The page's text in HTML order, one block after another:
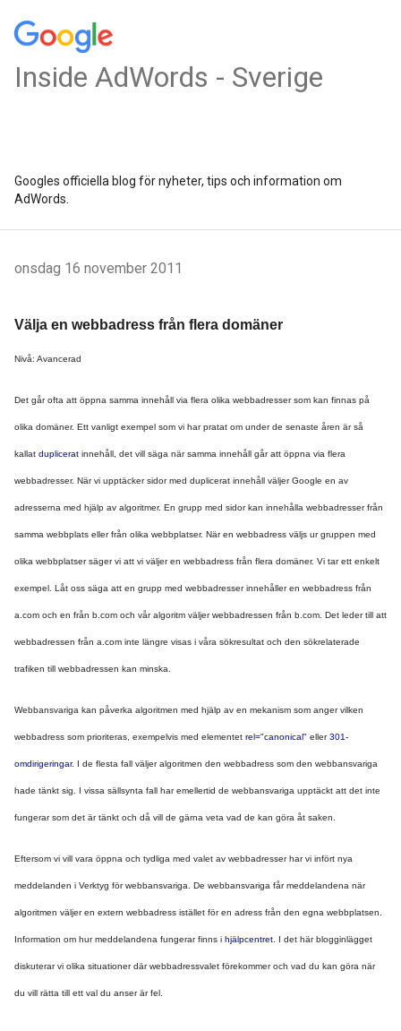
Inside AdWords - Sverige
Googles officiella blog för nyheter, tips och information om
AdWords.
onsdag 16 november 2011
Välja en webbadress från flera domäner
Nivå: Avancerad
Det går ofta att öppna samma innehåll via flera olika webbadresser som kan finnas på
olika domäner. Ett vanligt exempel som vi har pratat om under de senaste åren är så
kallat duplicerat innehåll, det vill säga när samma innehåll går att öppna via flera
webbadresser. När vi upptäcker sidor med duplicerat innehåll väljer Google en av
adresserna med hjälp av algoritmer. En grupp med sidor kan innehålla webbadresser från
samma webbplats eller från olika webbplatser. När en webbadress väljs ur gruppen med
olika webbplatser säger vi att vi väljer en webbadress från flera domäner. Vi tar ett enkelt
exempel. Låt oss säga att en grupp med webbadresser innehåller en webbadress från
a.com och en från b.com och vår algoritm väljer webbadressen från b.com. Det leder till att
webbadressen från a.com inte längre visas i våra sökresultat och den sökrelaterade
trafiken till webbadressen kan minska.
Webbansvariga kan påverka algoritmen med hjälp av en mekanism som anger vilken
webbadress som prioriteras, exempelvis med elementet rel="canonical" eller 301-
omdirigeringar. I de flesta fall väljer algoritmen den webbadress som den webbansvariga
hade tänkt sig. I vissa sällsynta fall har emellertid de webbansvariga upptäckt att det inte
fungerar som det är tänkt och då vill de gärna veta vad de kan göra åt saken.
Eftersom vi vill vara öppna och tydliga med valet av webbadresser har vi infört nya
meddelanden i Verktyg för webbansvariga. De webbansvariga får meddelandena när
algoritmen väljer en extern webbadress istället för en adress från den egna webbplatsen.
Information om hur meddelandena fungerar finns i hjälpcentret . I det här blogginlägget
diskuterar vi olika situationer där webbadressvalet förekommer och vad du kan göra när
du vill rätta till ett val du anser är fel.